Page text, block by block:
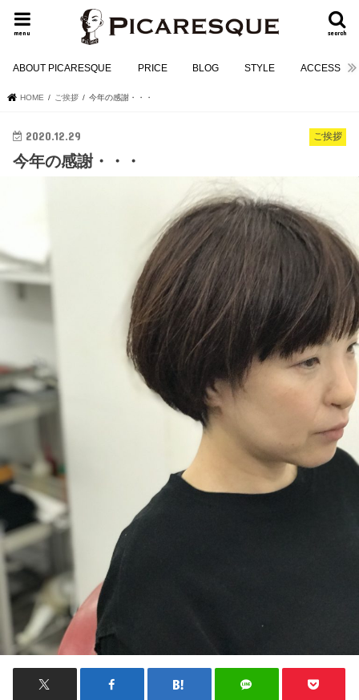
search
menu
ABOUT PICARESQUE PRICE BLOG STYLE ACCESS
HOME ご挨拶 今年の感謝・・・
ご挨拶
2020.12.29
今年の感謝・・・